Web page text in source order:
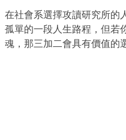
在社會系選擇攻讀研究所的
孤單的一段人生路程，但若
魂，那三加二會具有價值的